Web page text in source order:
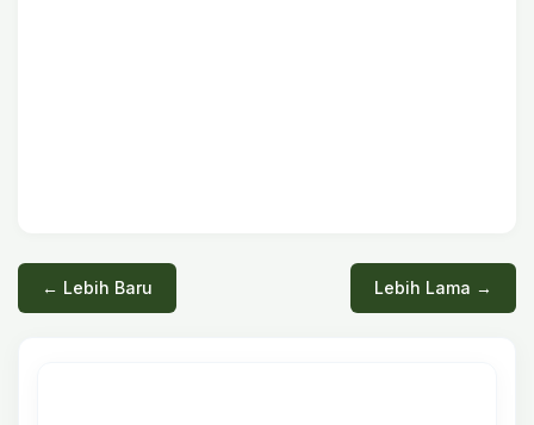
← Lebih Baru Lebih Lama →